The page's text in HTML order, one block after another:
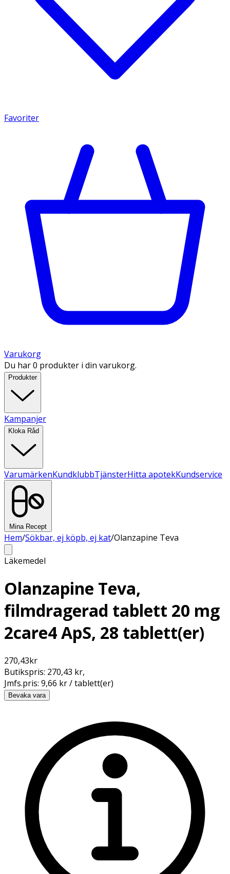
Favoriter
Varukorg
Du har 0 produkter i din varukorg.
Produkter
Kampanjer
Kloka Råd
VarumärkenKundklubbTjänsterHitta apotekKundservice
Mina Recept
Hem/Sökbar, ej köpb, ej kat/Olanzapine Teva
Läkemedel
Olanzapine Teva,
filmdragerad tablett 20 mg
2care4 ApS, 28 tablett(er)
270,43kr
Butikspris: 270,43 kr,
Jmfs.pris: 9,66 kr / tablett(er)
Bevaka vara